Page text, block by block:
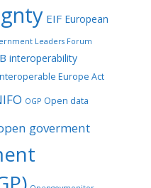
EIF European
Leaders Forum
interoperability
Europe Act
OGP Open data
goverment